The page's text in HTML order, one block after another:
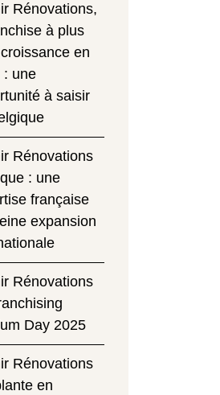
Rénovations,
à plus
en
: une
à saisir
Rénovations
: une
française
expansion
Rénovations
Day 2025
Rénovations
en